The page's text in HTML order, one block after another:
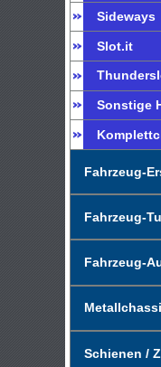
Sideways
Slot.it
Sonstige
Fahrzeug-
Fahrzeug-
Fahrzeug-
Schienen /